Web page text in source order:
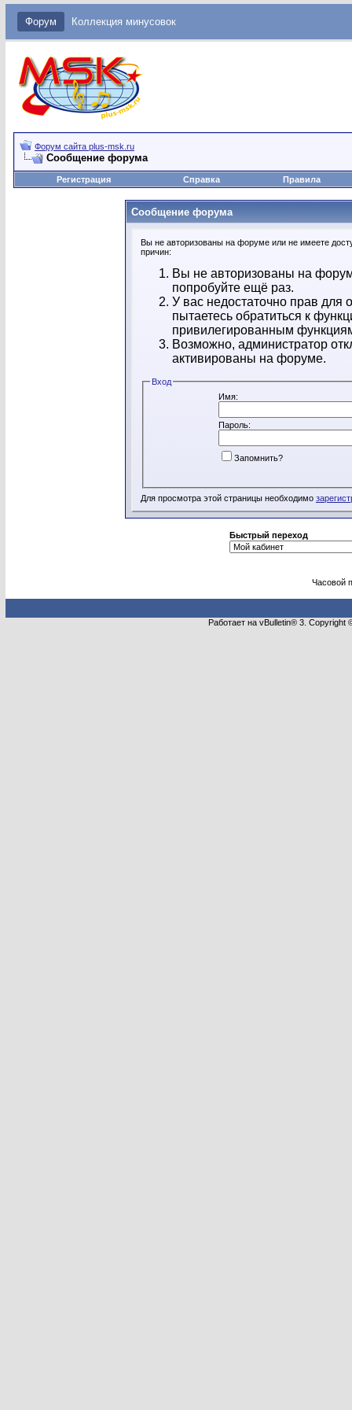
Форум Коллекция минусовок
Форум сайта plus-msk.ru
Сообщение форума
Регистрация Справка Правила
Сообщение форума
Вы не авторизованы на форуме или не имеете
причин:
Вы не авторизованы на
попробуйте ещё раз.
У вас недостаточно прав
пытаетесь обратиться к
привилегированным
Возможно, администратор
активированы на форуме.
Вход
Имя:
Пароль:
Запомнить?
Для просмотра этой страницы необходимо
Быстрый переход
Часовой
Работает на vBulletin® 3.